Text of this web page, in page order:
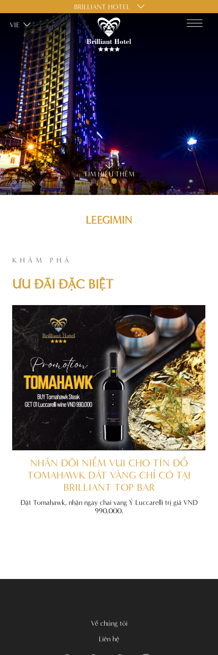
TÌM HIỂU THÊM
VIE
BRILLIANT HOTEL
LEEGIMIN
KHÁM PHÁ
ƯU ĐÃI ĐẶC BIỆT
NHÂN ĐÔI NIỀM VUI CHO TÍN ĐỒ
TOMAHAWK DÁT VÀNG CHỈ CÓ TẠI
BRILLIANT TOP BAR
Đặt Tomahawk, nhận ngay chai vang Ý Luccarelli trị giá VND
990,000.
Về chúng tôi
Liên hệ